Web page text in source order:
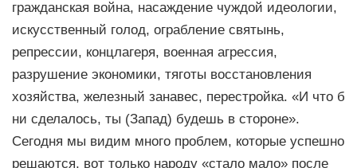
гражданская война, насаждение чуждой идеологии,
искусственный голод, ограбление святынь,
репрессии, концлагеря, военная агрессия,
разрушение экономики, тяготы восстановления
хозяйства, железный занавес, перестройка. «И что б
ни сделалось, ты (Запад) будешь в стороне».
Сегодня мы видим много проблем, которые успешно
решаются, вот только народу «стало мало» после